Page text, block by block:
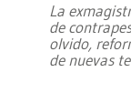
La
de
olvido,
de nuevas